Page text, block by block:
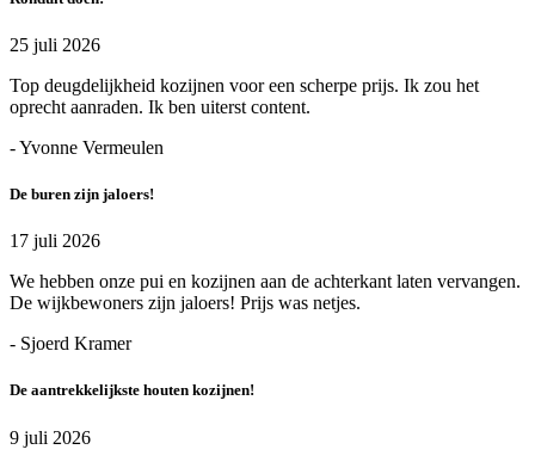
25 juli 2026
Top deugdelijkheid kozijnen voor een scherpe prijs. Ik zou het
oprecht aanraden. Ik ben uiterst content.
- Yvonne Vermeulen
De buren zijn jaloers!
17 juli 2026
We hebben onze pui en kozijnen aan de achterkant laten vervangen.
De wijkbewoners zijn jaloers! Prijs was netjes.
- Sjoerd Kramer
De aantrekkelijkste houten kozijnen!
9 juli 2026